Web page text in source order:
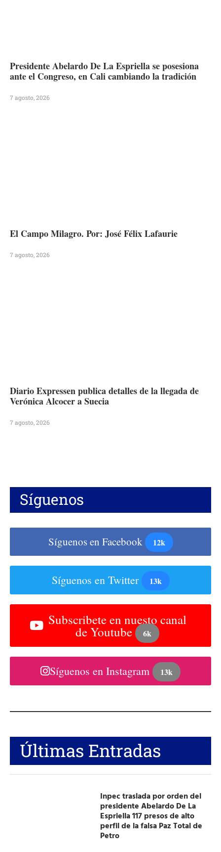
Presidente Abelardo De La Espriella se posesiona
ante el Congreso, en Cali cambiando la tradición
7 agosto, 2026
El Campo Milagro. Por: José Félix Lafaurie
7 agosto, 2026
Diario Expressen publica detalles de la llegada de
Verónica Alcocer a Suecia
7 agosto, 2026
Síguenos
Síguenos en Facebook 12k
Síguenos en Twitter 13k
Subscribete en nuesto canal
de Youtube 6k
Síguenos en Instagram 13k
Últimas Entradas
Inpec traslada por orden del
presidente Abelardo De La
Espriella 117 presos de alto
perfil de la falsa Paz Total de
Petro